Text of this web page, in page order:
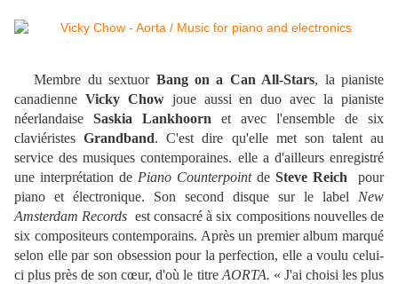
Membre du sextuor Bang on a Can All-Stars, la pianiste
canadienne Vicky Chow joue aussi en duo avec la pianiste
néerlandaise Saskia Lankhoorn et avec l'ensemble de six
claviéristesGrandband. C'est dire qu'elle met son talent au
service des musiques contemporaines. elle a d'ailleurs enregistré
une interprétation de Piano Counterpointde Steve Reich pour
piano et électronique. Son second disque sur le label New
Amsterdam Records est consacré à six compositions nouvelles de
six compositeurs contemporains. Après un premier album marqué
selon elle par son obsession pour la perfection, elle a voulu celui-
ci plus près de son cœur, d'où le titre AORTA. « J'ai choisi les plus